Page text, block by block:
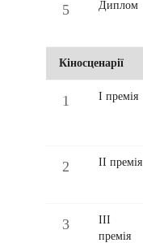
5 Диплом
Кіносценарії
1 І премія
2 ІІ премія
3
ІІІ
премія